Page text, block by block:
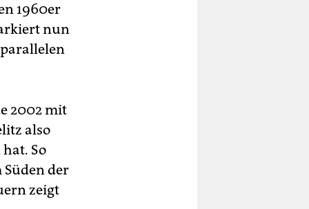
1960er
nun
2002 mit
also
So
Süden der
zeigt